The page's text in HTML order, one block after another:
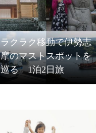
ラクラク移動で伊勢志
摩のマストスポットを
巡る 1泊2日旅